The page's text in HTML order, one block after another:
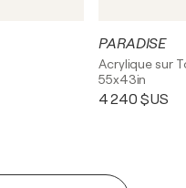
PARADISE
Acrylique sur
55x43in
4 240 $US